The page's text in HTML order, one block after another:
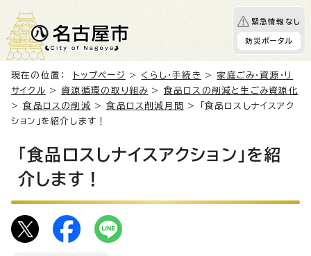
緊急情報なし
防災ポータル
現在の位置： トップページ > くらし・手続き > 家庭ごみ・資源・リ
サイクル >資源循環の取り組み > 食品ロスの削減と生ごみ資源化
>食品ロスの削減 >食品ロス削減月間
> 「食品ロスしナイスアク
ション」を紹介します！
「食品ロスしナイスアクション」を紹
介します！